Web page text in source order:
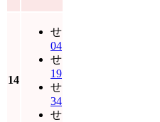
14
せ
04
せ
19
せ
34
せ